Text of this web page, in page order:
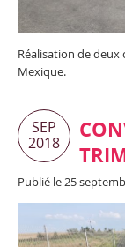
Réalisation de
Mexique.
SEP
2018
Publié le 25